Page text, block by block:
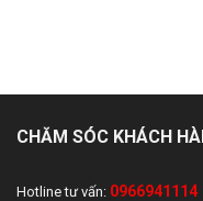
CHĂM SÓC KHÁCH
Hotline tư vấn: 0966941114